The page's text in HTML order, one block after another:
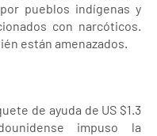
pueblos indígenas y
con narcóticos.
están amenazados.
de ayuda de US $1.3
impuso la